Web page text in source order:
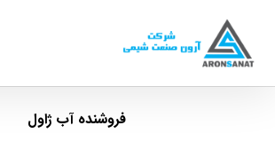
فروشنده آب ژاول